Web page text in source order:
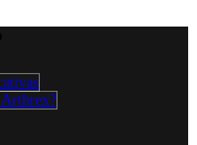
Arthrex?